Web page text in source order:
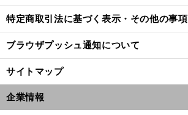
特定商取引法に基づく表示・その他の事項
ブラウザプッシュ通知について
サイトマップ
企業情報